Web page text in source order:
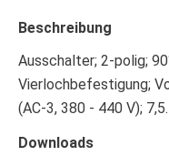
Beschreibung
Ausschalter; 2-polig;
Vierlochbefestigung;
(AC-3, 380 - 440 V);
Downloads